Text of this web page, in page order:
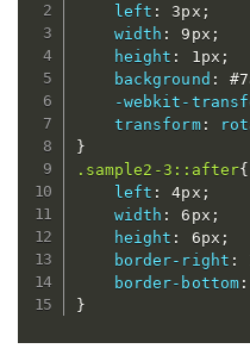
left : 3px ;
width : 9px ;
height : 1px ;
background :
-webkit-
transform:
}
.sample2-3::after{
left : 4px ;
width : 6px ;
height : 6px ;
border-right :
border-bottom :
}